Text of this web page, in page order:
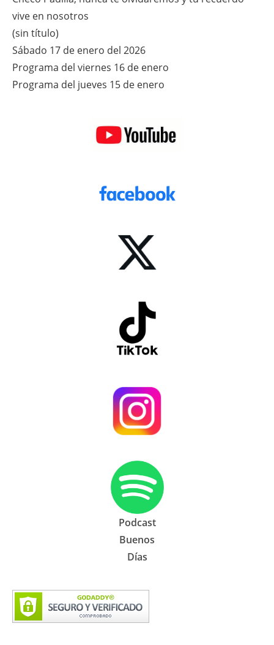
vive en nosotros
(sin título)
Sábado 17 de enero del 2026
Programa del viernes 16 de enero
Programa del jueves 15 de enero
Podcast
Buenos
Días